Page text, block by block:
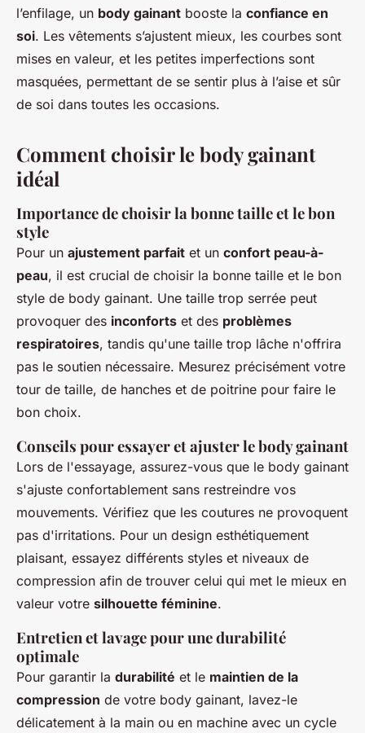
l’enfilage, un body gainant booste la confiance en
soi. Les vêtements s’ajustent mieux, les courbes sont
mises en valeur, et les petites imperfections sont
masquées, permettant de se sentir plus à l’aise et sûr
de soi dans toutes les occasions.
Comment choisir le body gainant
idéal
Importance de choisir la bonne taille et le bon
style
Pour un ajustement parfait et un confort peau-à-
peau, il est crucial de choisir la bonne taille et le bon
style de body gainant. Une taille trop serrée peut
provoquer des inconforts et des problèmes
respiratoires, tandis qu'une taille trop lâche n'offrira
pas le soutien nécessaire. Mesurez précisément votre
tour de taille, de hanches et de poitrine pour faire le
bon choix.
Conseils pour essayer et ajuster le body gainant
Lors de l'essayage, assurez-vous que le body gainant
s'ajuste confortablement sans restreindre vos
mouvements. Vérifiez que les coutures ne provoquent
pas d'irritations. Pour un design esthétiquement
plaisant, essayez différents styles et niveaux de
compression afin de trouver celui qui met le mieux en
valeur votre silhouette féminine.
Entretien et lavage pour une durabilité
optimale
Pour garantir la durabilité et le maintien de la
compression de votre body gainant, lavez-le
délicatement à la main ou en machine avec un cycle